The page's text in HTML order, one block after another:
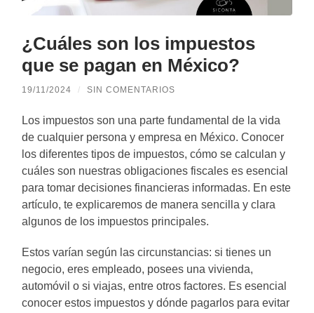
¿Cuáles son los impuestos
que se pagan en México?
19/11/2024 / SIN COMENTARIOS
Los impuestos son una parte fundamental de la vida
de cualquier persona y empresa en México. Conocer
los diferentes tipos de impuestos, cómo se calculan y
cuáles son nuestras obligaciones fiscales es esencial
para tomar decisiones financieras informadas. En este
artículo, te explicaremos de manera sencilla y clara
algunos de los impuestos principales.
Estos varían según las circunstancias: si tienes un
negocio, eres empleado, posees una vivienda,
automóvil o si viajas, entre otros factores. Es esencial
conocer estos impuestos y dónde pagarlos para evitar